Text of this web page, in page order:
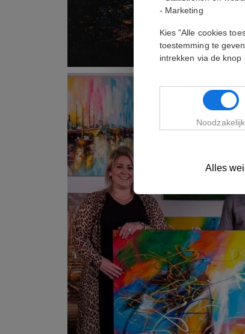
- Marketing
Kies "Alle cookies
toestemming te
intrekken via de
Noodzakelijk
Alles